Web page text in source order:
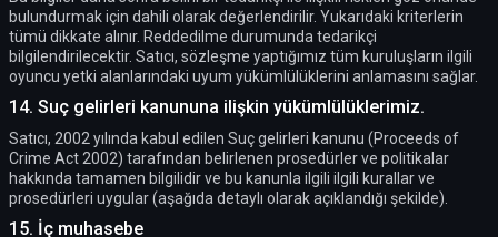
bulundurmak için dahili olarak değerlendirilir. Yukarıdaki kriterlerin
tümü dikkate alınır. Reddedilme durumunda tedarikçi
bilgilendirilecektir. Satıcı, sözleşme yaptığımız tüm kuruluşların ilgili
oyuncu yetki alanlarındaki uyum yükümlülüklerini anlamasını sağlar.
14. Suç gelirleri kanununa ilişkin yükümlülüklerimiz.
Satıcı, 2002 yılında kabul edilen Suç gelirleri kanunu (Proceeds of
Crime Act 2002) tarafından belirlenen prosedürler ve politikalar
hakkında tamamen bilgilidir ve bu kanunla ilgili ilgili kurallar ve
prosedürleri uygular (aşağıda detaylı olarak açıklandığı şekilde).
15. İç muhasebe